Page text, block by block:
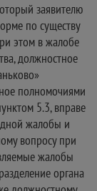
заявителю
по существу
этом в жалобе
должностное
полномочиями
5.3, вправе
жалобы и
вопросу при
жалобы
органа